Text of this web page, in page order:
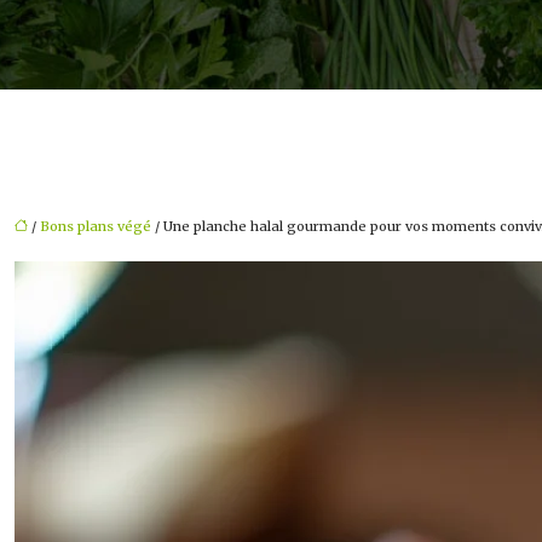
/ Bons plans végé / Une planche halal gourmande pour vos moments